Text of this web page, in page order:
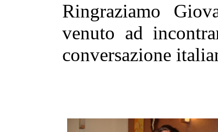
Ringraziamo
venuto ad
conversazione